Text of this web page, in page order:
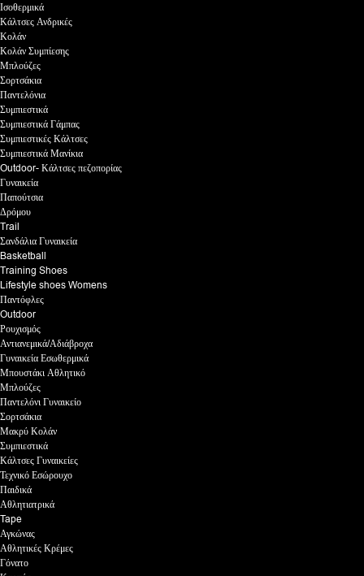
Ισοθερμικά
Κάλτσες Ανδρικές
Κολάν
Κολάν Συμπίεσης
Μπλούζες
Σορτσάκια
Παντελόνια
Συμπιεστικά
Συμπιεστικά Γάμπας
Συμπιεστικές Κάλτσες
Συμπιεστικά Μανίκια
Outdoor- Κάλτσες πεζοπορίας
Γυναικεία
Παπούτσια
Δρόμου
Trail
Σανδάλια Γυναικεία
Basketball
Training Shoes
Lifestyle shoes Womens
Παντόφλες
Outdoor
Ρουχισμός
Αντιανεμικά/Αδιάβροχα
Γυναικεία Εσωθερμικά
Μπουστάκι Αθλητικό
Μπλούζες
Παντελόνι Γυναικείο
Σορτσάκια
Μακρύ Κολάν
Συμπιεστικά
Κάλτσες Γυναικείες
Τεχνικό Εσώρουχο
Παιδικά
Αθλητιατρικά
Tape
Αγκώνας
Αθλητικές Κρέμες
Γόνατο